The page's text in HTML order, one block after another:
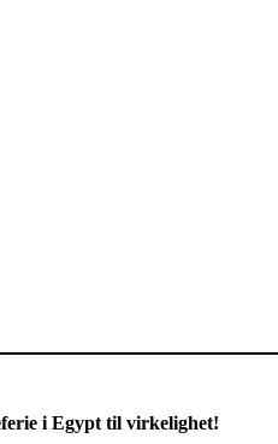
i Egypt til virkelighet!